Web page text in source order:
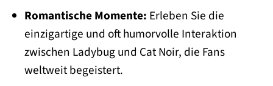
Romantische Momente: Erleben Sie die
einzigartige und oft humorvolle Interaktion
zwischen Ladybug und Cat Noir, die Fans
weltweit begeistert.